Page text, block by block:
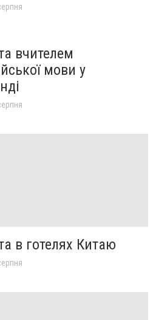
вчителем
мови у
в готелях Китаю